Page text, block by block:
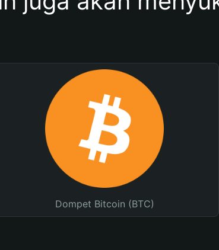
Dompet Bitcoin (BTC)